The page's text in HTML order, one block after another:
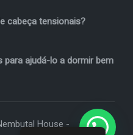
cabeça tensionais?
para ajudá-lo a dormir bem
House -